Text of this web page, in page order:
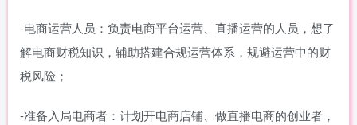
-电商运营人员：负责电商平台运营、直播运营的人员，想了
解电商财税知识，辅助搭建合规运营体系，规避运营中的财
税风险；
-准备入局电商者：计划开电商店铺、做直播电商的创业者，